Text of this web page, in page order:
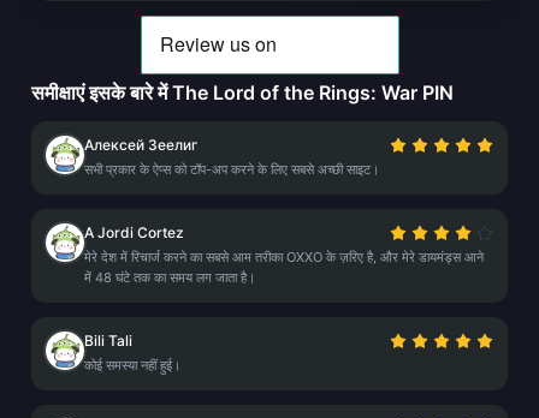
समीक्षाएं इसके बारे में The Lord of the Rings: War PIN
Алексей Зеелиг
सभी प्रकार के ऐप्स को टॉप-अप करने के लिए सबसे अच्छी साइट।
A Jordi Cortez
मेरे देश में रिचार्ज करने का सबसे आम तरीका OXXO के ज़रिए है, और मेरे डायमंड्स आने
में 48 घंटे तक का समय लग जाता है।
Bili Tali
कोई समस्या नहीं हुई।